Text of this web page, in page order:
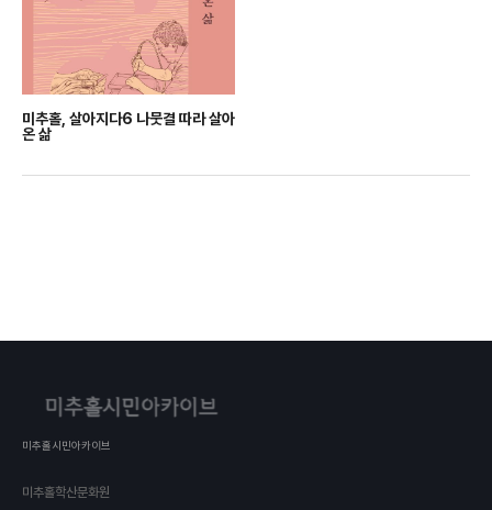
미추홀, 살아지다6 나뭇결 따라 살아
온 삶
미추홀시민아카이브
미추홀학산문화원